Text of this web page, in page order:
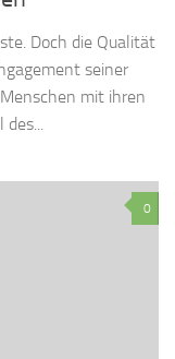
Doch die Qualität
seiner
mit ihren
des...
0